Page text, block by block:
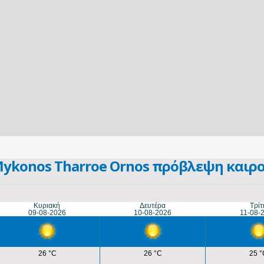
Tharroe Ornos πρόβλεψη